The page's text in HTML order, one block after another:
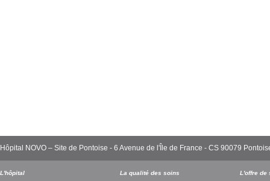
Hôpital NOVO – Site de Pontoise - 6 Avenue de l'Île de France - CS 90079
L'hôpital La qualité des soins L'offre de